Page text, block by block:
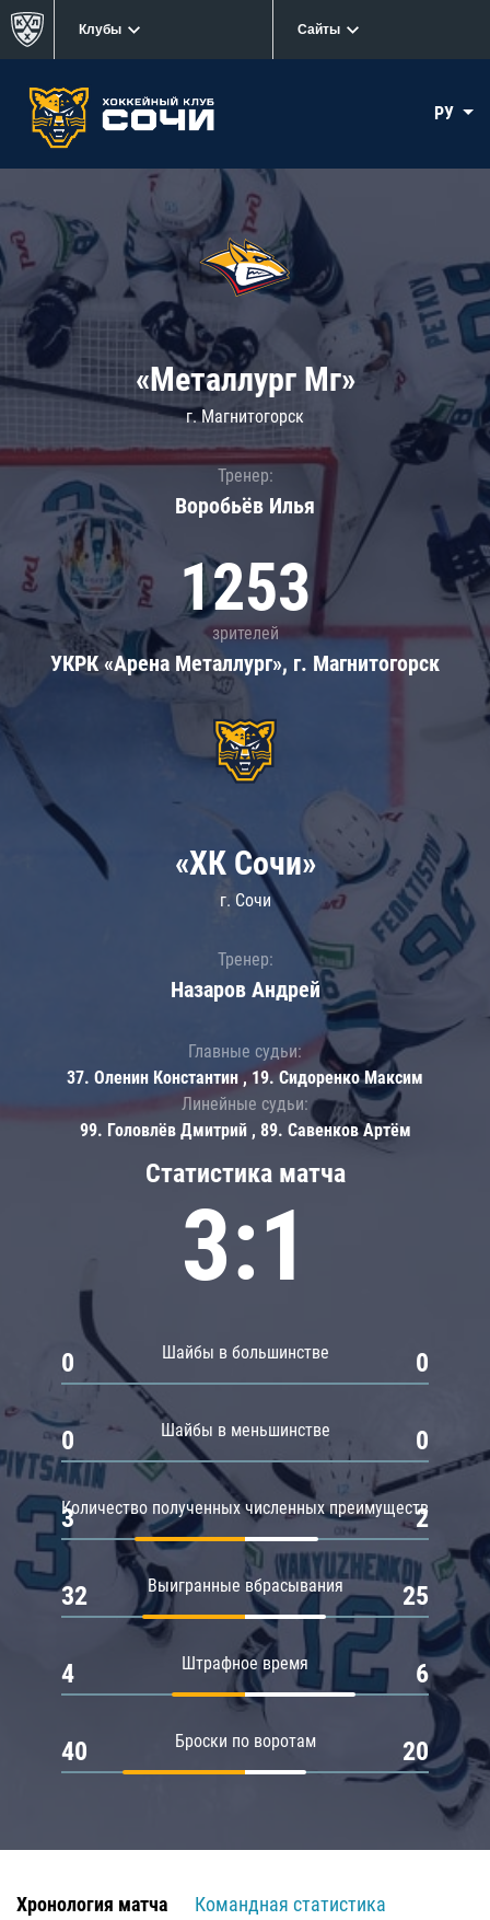
Клубы Сайты
РУ
«Металлург Мг»
г. Магнитогорск
Тренер:
Воробьёв Илья
1253
зрителей
УКРК «Арена Металлург», г. Магнитогорск
Статистика матча
3:1
Шайбы в большинстве
0 0
Шайбы в меньшинстве
0 0
Количество полученных численных преимуществ
3 2
Выигранные вбрасывания
32 25
Штрафное время
4 6
Броски по воротам
40 20
«ХК Сочи»
г. Сочи
Тренер:
Назаров Андрей
Главные судьи:
37. Оленин Константин , 19. Сидоренко Максим
Линейные судьи:
99. Головлёв Дмитрий , 89. Савенков Артём
Хронология матча
Командная статистика